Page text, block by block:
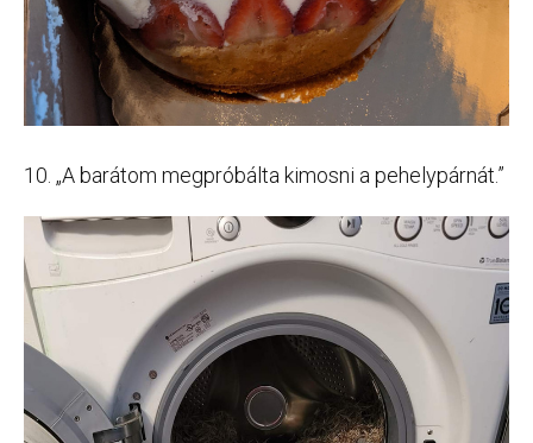
10. „A barátom megpróbálta kimosni a pehelypárnát.”